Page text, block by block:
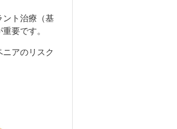
ント治療（基
要です。
アのリスク